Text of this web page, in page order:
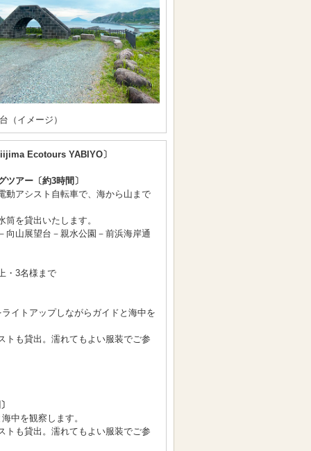
（イメージ）
Ecotours YABIYO〕
アー〔約3時間〕
動アシスト自転車で、海から山まで
を貸出いたします。
向山展望台－親水公園－前浜海岸通
・3名様まで
イトアップしながらガイドと海中を
トも貸出。濡れてもよい服装でご参
中を観察します。
トも貸出。濡れてもよい服装でご参